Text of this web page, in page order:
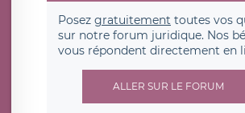
Posez gratuitement toutes vos
sur notre forum juridique. Nos
vous répondent directement en
ALLER SUR LE FORUM